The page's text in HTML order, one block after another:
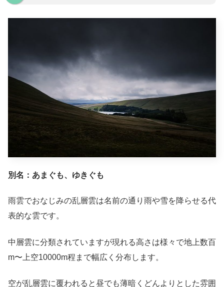
別名：あまぐも、ゆきぐも
雨雲でおなじみの乱層雲は名前の通り雨や雪を降らせる代
表的な雲です。
中層雲に分類されていますが現れる高さは様々で地上数百
m〜上空10000m程まで幅広く分布します。
空が乱層雲に覆われると昼でも薄暗くどんよりとした雰囲